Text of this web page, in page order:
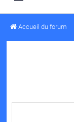
Accueil du forum